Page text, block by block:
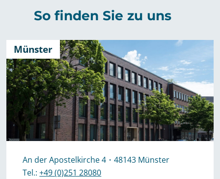
So finden Sie zu uns
Münster
An der Apostelkirche 4・48143 Münster
Tel.:+49 (0)251 28080